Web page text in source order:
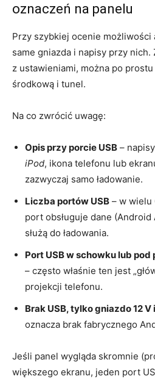
oznaczeń na panelu
Przy szybkiej ocenie możliwości
same gniazda i napisy przy
z ustawieniami, można po
środkową i tunel.
Na co zwrócić uwagę:
Opis przy porcie USB –
iPod, ikona telefonu lub
zazwyczaj samo ładowanie.
Liczba portów USB – w wielu
port obsługuje dane (Android
służą do ładowania.
Port USB w schowku lub
– często właśnie ten jest
projekcji telefonu.
Brak USB, tylko gniazdo 12 V
oznacza brak fabrycznego
Jeśli panel wygląda skromnie
większego ekranu, jeden port